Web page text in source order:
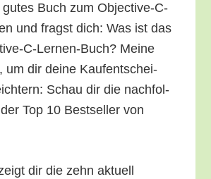
Buch zum Objec­ti­ve-C-
und fragst dich: Was ist das
C-Ler­nen-Buch? Mei­ne
um dir dei­ne Kauf­ent­schei­
Schau dir die nach­fol­
Top 10 Best­sel­ler von
dir die zehn aktu­ell